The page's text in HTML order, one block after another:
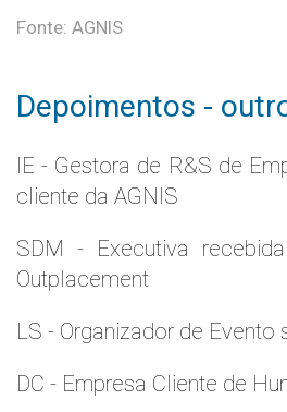
Fonte: AGNIS
Depoimentos -
IE - Gestora de R&S de
cliente da AGNIS
SDM - Executiva
Outplacement
LS - Organizador de Evento
DC - Empresa Cliente de